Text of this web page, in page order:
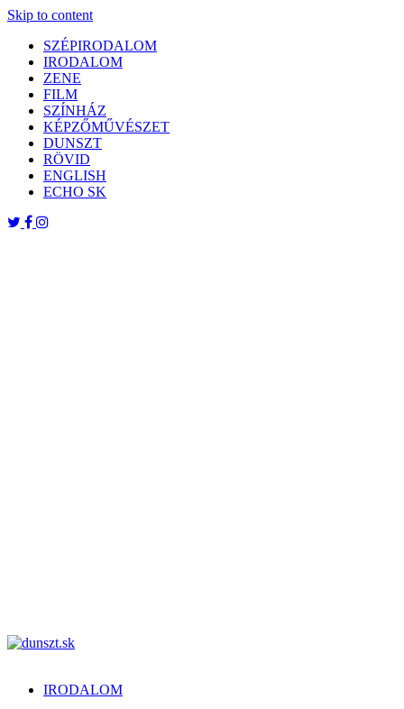
Skip to content
SZÉPIRODALOM
IRODALOM
ZENE
FILM
SZÍNHÁZ
KÉPZŐMŰVÉSZET
DUNSZT
RÖVID
ENGLISH
ECHO SK
IRODALOM